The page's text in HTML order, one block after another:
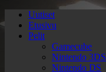
Uutiset
Etusivu
Pelit
Gamecube
Nintendo 3DS
Nintendo DS